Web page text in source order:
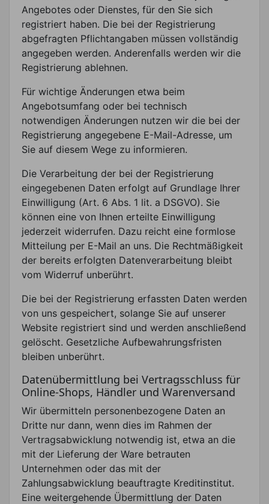
Angebotes oder Dienstes, für den Sie sich
registriert haben. Die bei der Registrierung
abgefragten Pflichtangaben müssen vollständig
angegeben werden. Anderenfalls werden wir die
Registrierung ablehnen.
Für wichtige Änderungen etwa beim
Angebotsumfang oder bei technisch
notwendigen Änderungen nutzen wir die bei der
Registrierung angegebene E-Mail-Adresse, um
Sie auf diesem Wege zu informieren.
Die Verarbeitung der bei der Registrierung
eingegebenen Daten erfolgt auf Grundlage Ihrer
Einwilligung (Art. 6 Abs. 1 lit. a DSGVO). Sie
können eine von Ihnen erteilte Einwilligung
jederzeit widerrufen. Dazu reicht eine formlose
Mitteilung per E-Mail an uns. Die Rechtmäßigkeit
der bereits erfolgten Datenverarbeitung bleibt
vom Widerruf unberührt.
Die bei der Registrierung erfassten Daten werden
von uns gespeichert, solange Sie auf unserer
Website registriert sind und werden anschließend
gelöscht. Gesetzliche Aufbewahrungsfristen
bleiben unberührt.
Datenübermittlung bei Vertragsschluss für
Online-Shops, Händler und Warenversand
Wir übermitteln personenbezogene Daten an
Dritte nur dann, wenn dies im Rahmen der
Vertragsabwicklung notwendig ist, etwa an die
mit der Lieferung der Ware betrauten
Unternehmen oder das mit der
Zahlungsabwicklung beauftragte Kreditinstitut.
Eine weitergehende Übermittlung der Daten